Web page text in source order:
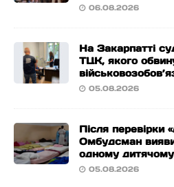
06.08.2026
На Закарпатті
ТЦК, якого
05.08.2026
Після перевірки
Омбудсман
одному дитячому
05.08.2026